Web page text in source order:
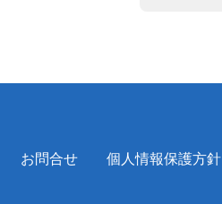
お問合せ 個人情報保護方針